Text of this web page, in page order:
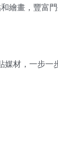
繪畫，豐富
媒材， 一步一